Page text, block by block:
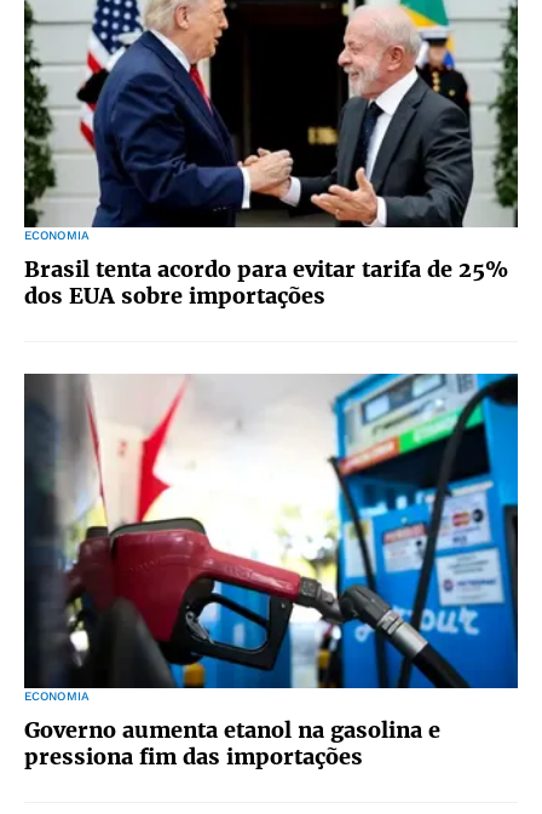
ECONOMIA
Brasil tenta acordo para evitar tarifa de 25%
dos EUA sobre importações
ECONOMIA
Governo aumenta etanol na gasolina e
pressiona fim das importações